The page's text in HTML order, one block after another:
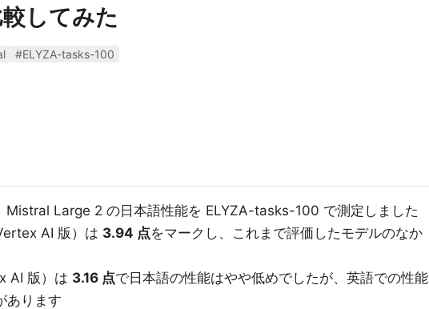
してみた
#ELYZA-tasks-100
Mistral Large 2 の日本語性能を ELYZA-tasks-100 で測定しました
AI 版）は 3.94 点をマークし、これまで評価したモデルのなか
AI 版）は 3.16 点で日本語の性能はやや低めでしたが、英語での性能
あります